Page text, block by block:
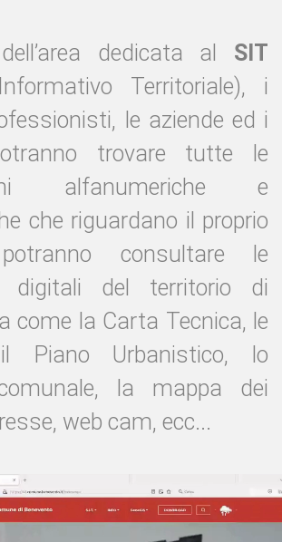
dedicata al SIT
Territoriale), i
le aziende ed i
trovare tutte le
alfanumeriche e
che riguardano il proprio
consultare le
digitali del territorio di
come la Carta Tecnica, le
Piano Urbanistico, lo
la mappa dei
web cam, ecc...